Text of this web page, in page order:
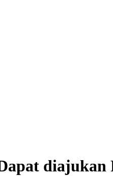
diajukan